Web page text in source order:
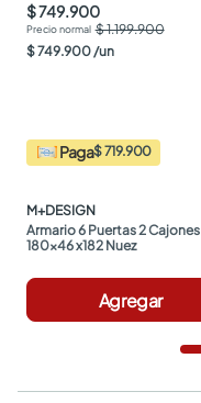
$ 749.900
$ 1.199.900
$749.900/un
Paga$ 719.900
M+DESIGN
Armario 6 Puertas 2 Cajones
180x46 x182 Nuez
Agregar